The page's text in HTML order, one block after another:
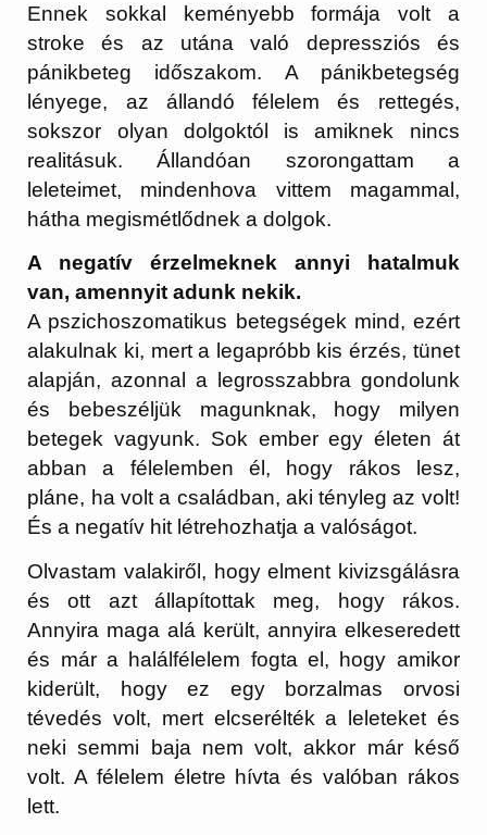
Ennek sokkal keményebb formája volt a
stroke és az utána való depressziós és
pánikbeteg időszakom. A pánikbetegség
lényege, az állandó félelem és rettegés,
sokszor olyan dolgoktól is amiknek nincs
realitásuk. Állandóan szorongattam a
leleteimet, mindenhova vittem magammal,
hátha megismétlődnek a dolgok.
A negatív érzelmeknek annyi hatalmuk
van, amennyit adunk nekik.
A pszichoszomatikus betegségek mind, ezért
alakulnak ki, mert a legapróbb kis érzés, tünet
alapján, azonnal a legrosszabbra gondolunk
és bebeszéljük magunknak, hogy milyen
betegek vagyunk. Sok ember egy életen át
abban a félelemben él, hogy rákos lesz,
pláne, ha volt a családban, aki tényleg az volt!
És a negatív hit létrehozhatja a valóságot.
Olvastam valakiről, hogy elment kivizsgálásra
és ott azt állapítottak meg, hogy rákos.
Annyira maga alá került, annyira elkeseredett
és már a halálfélelem fogta el, hogy amikor
kiderült, hogy ez egy borzalmas orvosi
tévedés volt, mert elcserélték a leleteket és
neki semmi baja nem volt, akkor már késő
volt. A félelem életre hívta és valóban rákos
lett.